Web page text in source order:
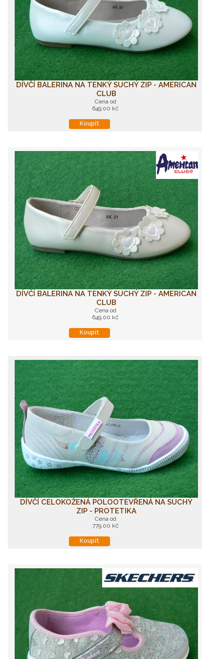
DÍVČÍ BALERINA NA TENKÝ SUCHÝ ZIP - AMERICAN
CLUB
Cena od
649,00 kč
Koupit
DÍVČÍ BALERINA NA TENKÝ SUCHÝ ZIP - AMERICAN
CLUB
Cena od
649,00 kč
Koupit
DÍVČÍ CELOKOŽENÁ POLOOTEVŘENÁ NA SUCHÝ
ZIP - PROTETIKA
Cena od
779,00 kč
Koupit